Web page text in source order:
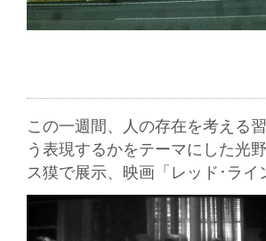
この一週間、人の存在を考える
う表現するかをテーマにした光
ス獏で展示、映画「レッド･ラ